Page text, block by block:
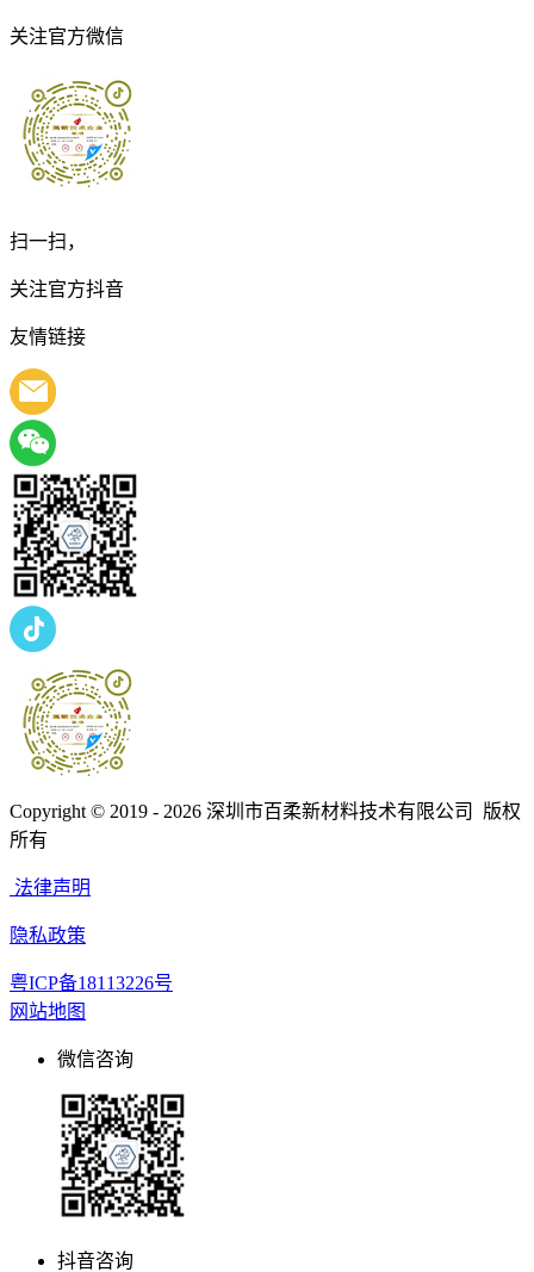
关注官方微信
扫一扫，
关注官方抖音
友情链接
Copyright © 2019 - 2026 深圳市百柔新材料技术有限公司 版权
所有
法律声明
隐私政策
粤ICP备18113226号
网站地图
微信咨询
抖音咨询